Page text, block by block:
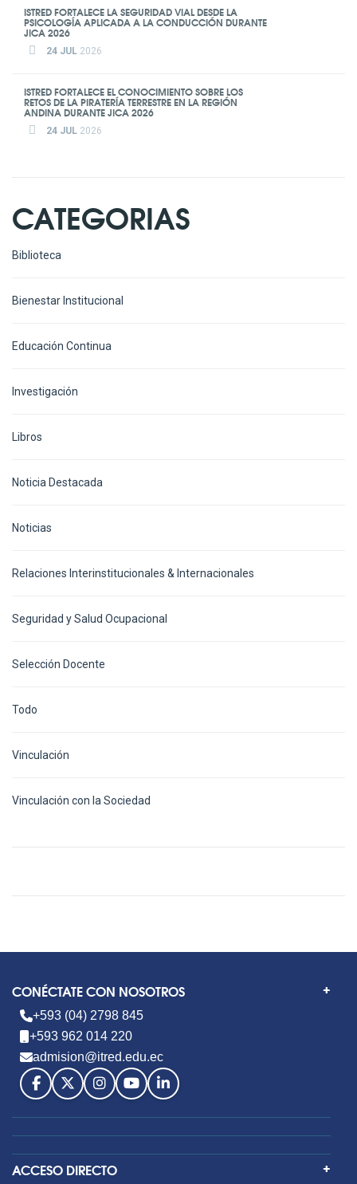
ISTRED FORTALECE LA SEGURIDAD VIAL DESDE LA
PSICOLOGÍA APLICADA A LA CONDUCCIÓN DURANTE
JICA 2026
24 JUL 2026
ISTRED FORTALECE EL CONOCIMIENTO SOBRE LOS
RETOS DE LA PIRATERÍA TERRESTRE EN LA REGIÓN
ANDINA DURANTE JICA 2026
24 JUL 2026
CATEGORIAS
Biblioteca
Bienestar Institucional
Educación Continua
Investigación
Libros
Noticia Destacada
Noticias
Relaciones Interinstitucionales & Internacionales
Seguridad y Salud Ocupacional
Selección Docente
Todo
Vinculación
Vinculación con la Sociedad
CONÉCTATE CON NOSOTROS
+593 (04) 2798 845
+593 962 014 220
admision@itred.edu.ec
ACCESO DIRECTO